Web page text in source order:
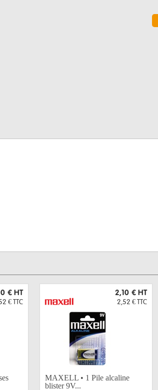
€ HT
€ TTC
2,10 € HT
2,52 € TTC
MAXELL • 1 Pile alcaline
blister 9V...